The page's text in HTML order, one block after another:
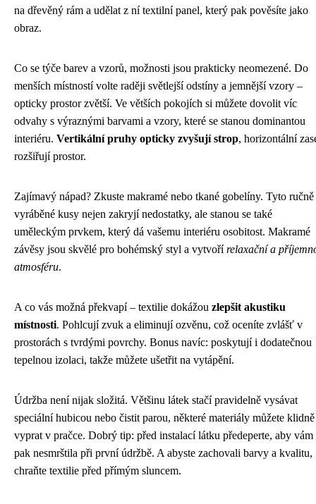
na dřevěný rám a udělat z ní textilní panel, který pak pověsíte jako
obraz.
Co se týče barev a vzorů, možnosti jsou prakticky neomezené. Do
menších místností volte raději světlejší odstíny a jemnější vzory –
opticky prostor zvětší. Ve větších pokojích si můžete dovolit víc
odvahy s výraznými barvami a vzory, které se stanou dominantou
interiéru. Vertikální pruhy opticky zvyšují strop, horizontální
rozšiřují prostor.
Zajímavý nápad? Zkuste makramé nebo tkané gobelíny. Tyto ručně
vyráběné kusy nejen zakryjí nedostatky, ale stanou se také
uměleckým prvkem, který dá vašemu interiéru osobitost. Makramé
závěsy jsou skvělé pro bohémský styl a vytvořírelaxační a
atmosféru.
A co vás možná překvapí – textilie dokážou zlepšit akustiku
místnosti. Pohlcují zvuk a eliminují ozvěnu, což oceníte zvlášť v
prostorách s tvrdými povrchy. Bonus navíc: poskytují i dodatečnou
tepelnou izolaci, takže můžete ušetřit na vytápění.
Údržba není nijak složitá. Většinu látek stačí pravidelně vysávat
speciální hubicou nebo čistit parou, některé materiály můžete klidně
vyprat v pračce. Dobrý tip: před instalací látku předeperte, aby vám
pak nesmrštila při první údržbě. A abyste zachovali barvy a kvalitu,
chraňte textilie před přímým sluncem.